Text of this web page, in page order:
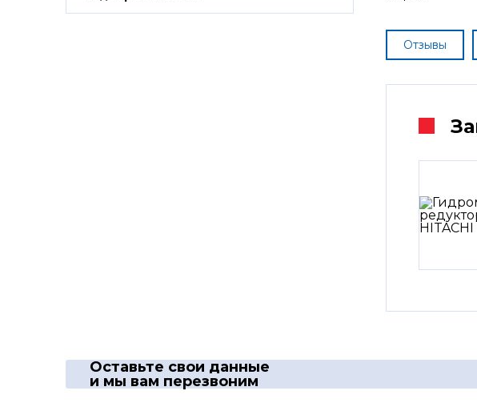
Отзывы
Оставьте свои данные
и мы вам перезвоним